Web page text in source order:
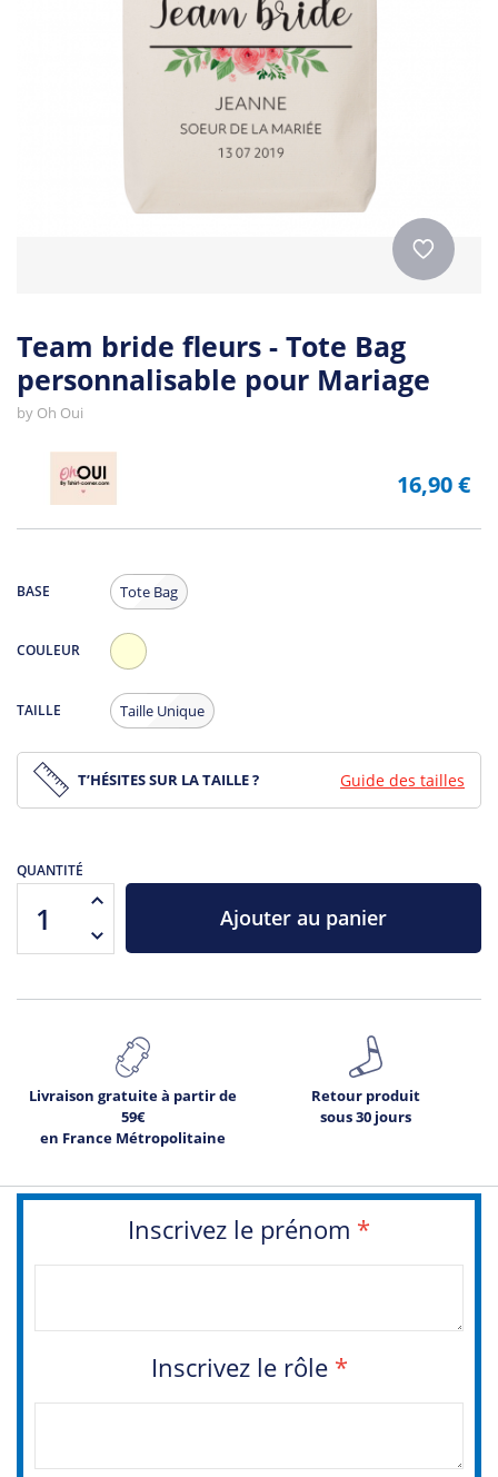
Team bride fleurs - Tote Bag
personnalisable pour Mariage
by Oh Oui
16,90 €
BASE Tote Bag
COULEUR
TAILLE Taille Unique
T’HÉSITES SUR LA TAILLE ? Guide des tailles
QUANTITÉ
Ajouter au panier
Livraison gratuite à partir de
59€
en France Métropolitaine
Retour produit
sous 30 jours
Inscrivez le prénom *
Inscrivez le rôle *